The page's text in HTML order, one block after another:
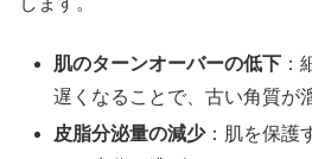
肌のターンオーバーの低下 ：
遅くなることで、古い角質が
皮脂分泌量の減少：肌を保護